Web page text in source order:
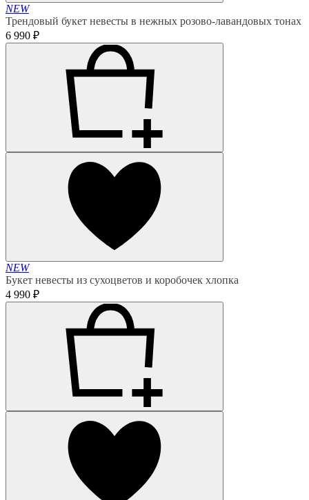
NEW
Трендовый букет невесты в нежных розово-лавандовых тонах
6 990 ₽
NEW
Букет невесты из сухоцветов и коробочек хлопка
4 990 ₽